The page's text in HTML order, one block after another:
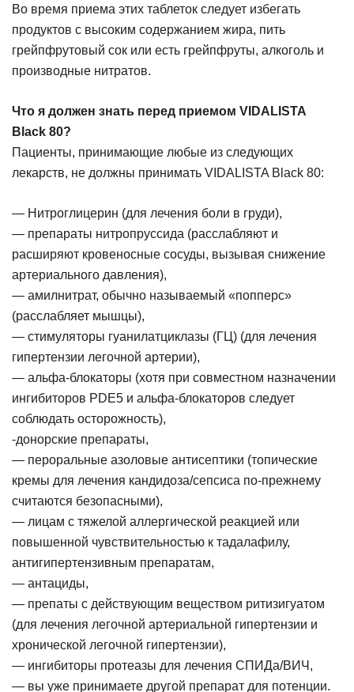
Во время приема этих таблеток следует избегать
продуктов с высоким содержанием жира, пить
грейпфрутовый сок или есть грейпфруты, алкоголь и
производные нитратов.
Что я должен знать перед приемом VIDALISTA
Black 80?
Пациенты, принимающие любые из следующих
лекарств, не должны принимать VIDALISTA Black 80:
— Нитроглицерин (для лечения боли в груди),
— препараты нитропруссида (расслабляют и
расширяют кровеносные сосуды, вызывая снижение
артериального давления),
— амилнитрат, обычно называемый «попперс»
(расслабляет мышцы),
— стимуляторы гуанилатциклазы (ГЦ) (для лечения
гипертензии легочной артерии),
— альфа-блокаторы (хотя при совместном назначении
ингибиторов PDE5 и альфа-блокаторов следует
соблюдать осторожность),
-донорские препараты,
— пероральные азоловые антисептики (топические
кремы для лечения кандидоза/сепсиса по-прежнему
считаются безопасными),
— лицам с тяжелой аллергической реакцией или
повышенной чувствительностью к тадалафилу,
антигипертензивным препаратам,
— антациды,
— препаты с действующим веществом ритизигуатом
(для лечения легочной артериальной гипертензии и
хронической легочной гипертензии),
— ингибиторы протеазы для лечения СПИДа/ВИЧ,
— вы уже принимаете другой препарат для потенции.